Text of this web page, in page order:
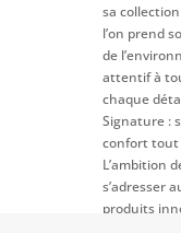
sa
l’on prend
de
attentif à
chaque
Signature :
confort tout
L’ambition
s’adresser
produits